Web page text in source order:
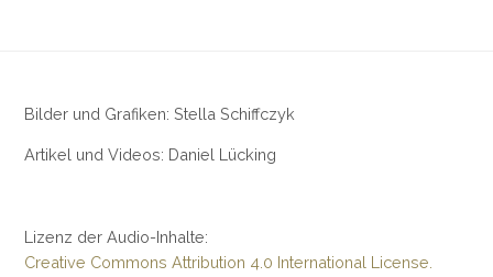
Bilder und Grafiken: Stella Schiffczyk
Artikel und Videos: Daniel Lücking
Lizenz der Audio-Inhalte:
Creative Commons Attribution 4.0 International License.